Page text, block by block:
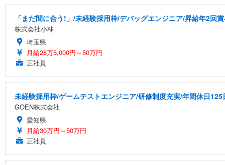
「まだ間に合う!」/未経験採用枠/デバッグエンジニア/昇給年2回
株式会社小林
埼玉県
月給28万5,000円～50万円
正社員
未経験採用枠/ゲームテストエンジニア/研修制度充実/年間休日125
GOEN株式会社
愛知県
月給30万円～50万円
正社員